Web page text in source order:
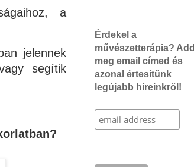
a
jelennek
segítik
Érdekel a
művészetterápia? Add
meg email címed és
azonal értesítünk
legújabb híreinkről!